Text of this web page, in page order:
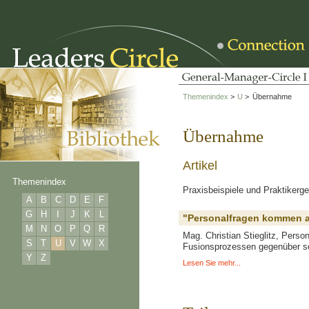
Themenindex
A
B C D E
F
G
H I J K
L
M
N O P Q
R
S
T U V W
X
Y
Z
Themenindex > U > Übernahme
Übernahme
Artikel
Praxisbeispiele und
"Personalfragen kommen
Mag. Christian Stieglitz,
Fusionsprozessen gegenüber
Lesen Sie mehr...